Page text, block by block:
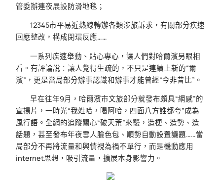
管委辦連夜展設防滑地毯；
12345市平易近熱線轉辦各類涉旅訴求，有關部分疾速
回應整改，構成閉環反應……
一系列疾速舉動、貼心專心，讓人們對哈爾濱另眼相
看。有評論說：讓人覺得生疏的，不只是連續上新的“爾
濱”，更是當局部分辦事認識和辦事才能曾經“今非昔比”。
早在往年9月，哈爾濱市文旅部分就發布頗具“網感”的
宣揚片，一時光“我姓哈，喝阿哈，四面八方誰都夸”成為
風行語。全網的追蹤關心“破天荒”來襲，造梗、造勢、造
話題，甚至發布年夜雪人臉色包、順勢自動設置議題……當
局部分不再將流量和輿情視為禍不單行，而是機動應用
internet思想，吸引流量，擴展本身影響力。